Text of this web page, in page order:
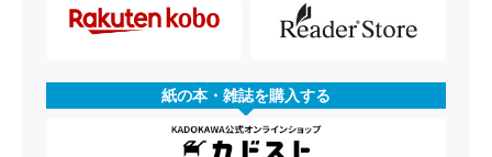
紙の本・雑誌を購入する